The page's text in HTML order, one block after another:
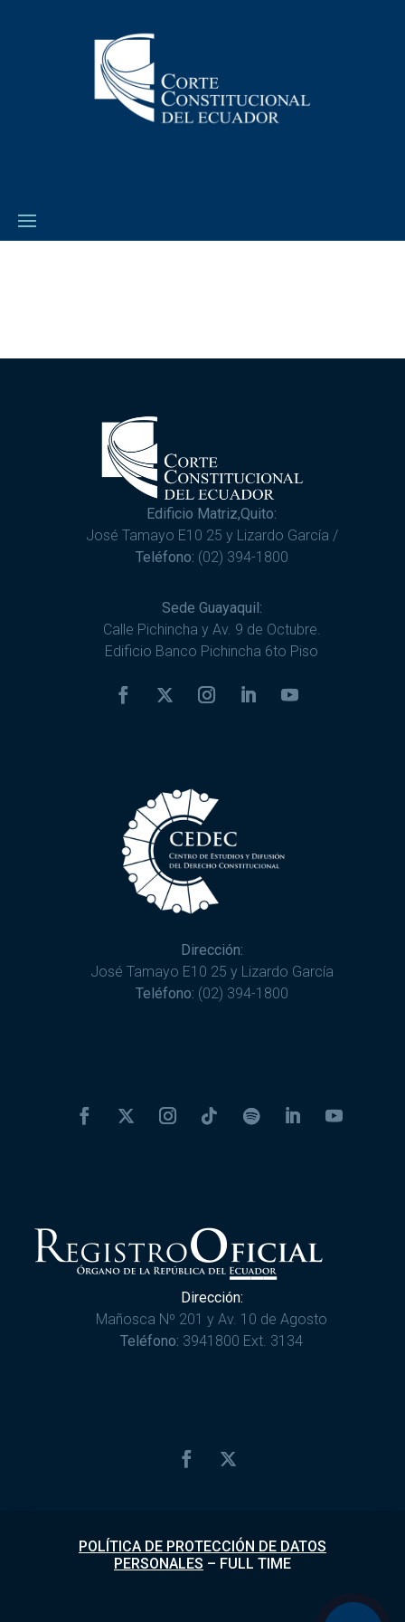
Edificio Matriz,Quito:
José Tamayo E10 25 y Lizardo García /
Teléfono: (02) 394-1800
Sede Guayaquil:
Calle Pichincha y Av. 9 de Octubre.
Edificio Banco Pichincha 6to Piso
Dirección:
José Tamayo E10 25 y Lizardo García
Teléfono: (02) 394-1800
Dirección:
Mañosca Nº 201 y Av. 10 de Agosto
Teléfono: 3941800 Ext. 3134
POLÍTICA DE PROTECCIÓN DE DATOS
PERSONALES – FULL TIME